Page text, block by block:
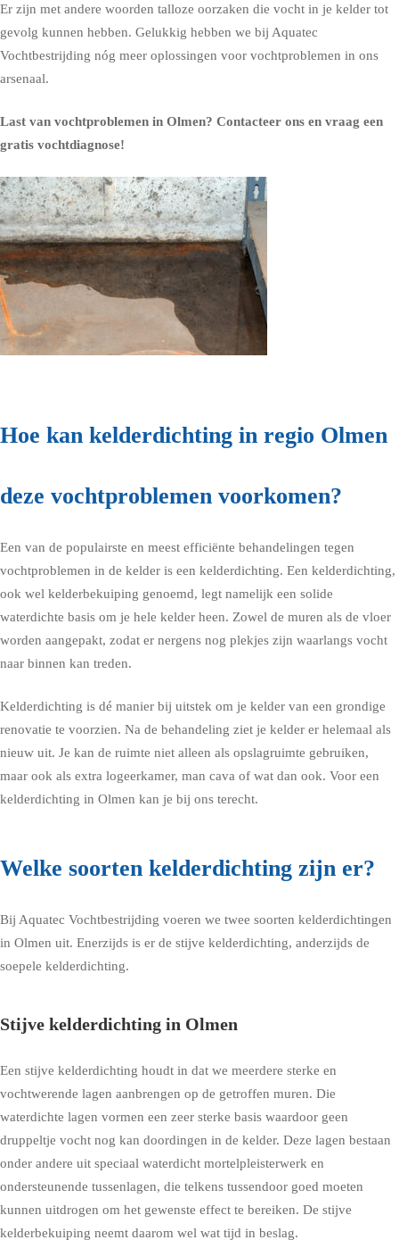
Er zijn met andere woorden talloze oorzaken die vocht in je kelder tot
gevolg kunnen hebben. Gelukkig hebben we bij Aquatec
Vochtbestrijding nóg meer oplossingen voor vochtproblemen in ons
arsenaal.
Last van vochtproblemen in Olmen? Contacteer ons en vraag een
gratis vochtdiagnose!
Hoe kan kelderdichting in regio Olmen
deze vochtproblemen voorkomen?
Een van de populairste en meest efficiënte behandelingen tegen
vochtproblemen in de kelder is een kelderdichting. Een kelderdichting,
ook wel kelderbekuiping genoemd, legt namelijk een solide
waterdichte basis om je hele kelder heen. Zowel de muren als de vloer
worden aangepakt, zodat er nergens nog plekjes zijn waarlangs vocht
naar binnen kan treden.
Kelderdichting is dé manier bij uitstek om je kelder van een grondige
renovatie te voorzien. Na de behandeling ziet je kelder er helemaal als
nieuw uit. Je kan de ruimte niet alleen als opslagruimte gebruiken,
maar ook als extra logeerkamer, man cava of wat dan ook. Voor een
kelderdichting in Olmen kan je bij ons terecht.
Welke soorten kelderdichting zijn er?
Bij Aquatec Vochtbestrijding voeren we twee soorten kelderdichtingen
in Olmen uit. Enerzijds is er de stijve kelderdichting, anderzijds de
soepele kelderdichting.
Stijve kelderdichting in Olmen
Een stijve kelderdichting houdt in dat we meerdere sterke en
vochtwerende lagen aanbrengen op de getroffen muren. Die
waterdichte lagen vormen een zeer sterke basis waardoor geen
druppeltje vocht nog kan doordingen in de kelder. Deze lagen bestaan
onder andere uit speciaal waterdicht mortelpleisterwerk en
ondersteunende tussenlagen, die telkens tussendoor goed moeten
kunnen uitdrogen om het gewenste effect te bereiken. De stijve
kelderbekuiping neemt daarom wel wat tijd in beslag.